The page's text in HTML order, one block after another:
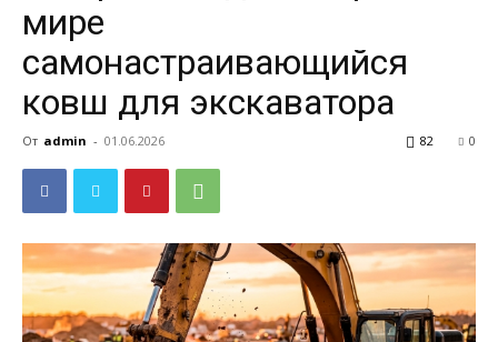
мире
самонастраивающийся
ковш для экскаватора
От admin - 01.06.2026 0
82